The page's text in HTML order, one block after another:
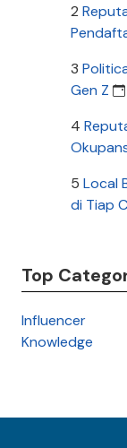
2
3
Gen Z
4
5 Local
di Tiap
Top
Influencer
Knowledge